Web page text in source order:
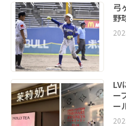
弓
野
LV
ー
ー